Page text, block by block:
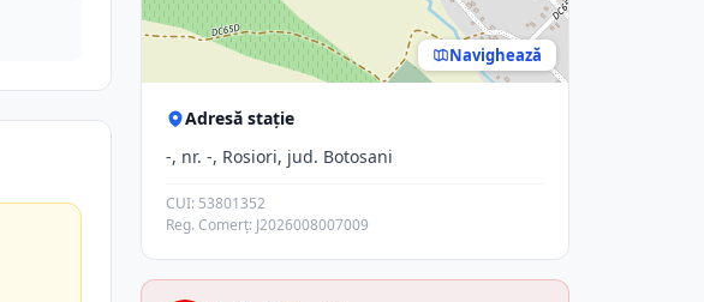
Navighează
Adresă stație
-, nr. -, Rosiori, jud. Botosani
CUI: 53801352
Reg. Comerț: J2026008007009